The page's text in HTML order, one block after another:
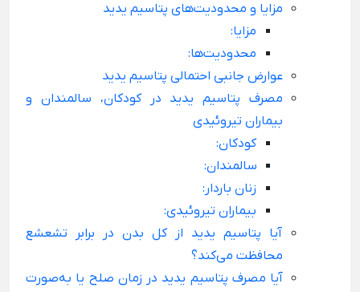
مزایا و محدودیت‌های پتاسیم یدید
مزایا:
محدودیت‌ها:
عوارض جانبی احتمالی پتاسیم یدید
مصرف پتاسیم یدید در کودکان، سالمندان و
بیماران تیروئیدی
کودکان:
سالمندان:
زنان باردار:
بیماران تیروئیدی:
آیا پتاسیم یدید از کل بدن در برابر تشعشع
محافظت می‌کند؟
آیا مصرف پتاسیم یدید در زمان صلح یا به‌صورت